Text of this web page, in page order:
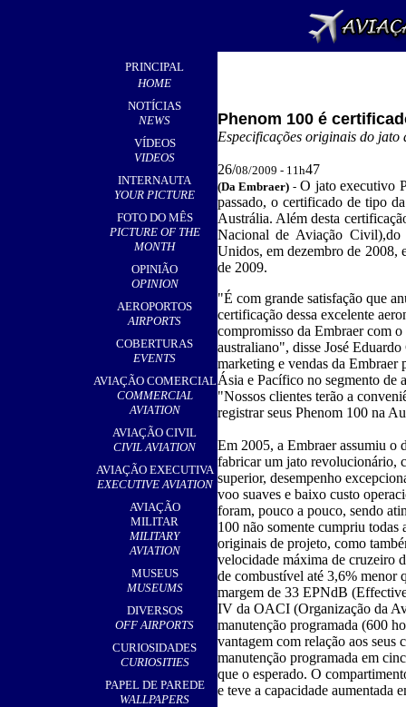
PRINCIPAL
HOME
NOTÍCIAS
NEWS
VÍDEOS
VIDEOS
INTERNAUTA
YOUR PICTURE
FOTO DO MÊS
PICTURE OF THE
MONTH
OPINIÃO
OPINION
AEROPORTOS
AIRPORTS
COBERTURAS
EVENTS
AVIAÇÃO COMERCIAL
COMMERCIAL
AVIATION
AVIAÇÃO CIVIL
CIVIL AVIATION
AVIAÇÃO EXECUTIVA
EXECUTIVE AVIATION
AVIAÇÃO
MILITAR
MILITARY
AVIATION
MUSEUS
MUSEUMS
DIVERSOS
OFF AIRPORTS
CURIOSIDADES
CURIOSITIES
PAPEL DE PAREDE
WALLPAPERS
Phenom 100 é
Especificações originais do
26/08/2009 - 11h47
(Da Embraer) - O jato executivo
passado, o certificado de tipo
Austrália. Além desta
Nacional de Aviação
Unidos, em dezembro de
de 2009.
"É com grande satisfação que
certificação dessa excelente
compromisso da Embraer com o
australiano", disse José
marketing e vendas da Embraer
Ásia e Pacífico no segmento de
"Nossos clientes terão a
registrar seus Phenom 100 na
Em 2005, a Embraer assumiu o
fabricar um jato revolucionário,
superior, desempenho
voo suaves e baixo custo
foram, pouco a pouco, sendo
100 não somente cumpriu todas
originais de projeto, como
velocidade máxima de cruzeiro
de combustível até 3,6% menor
margem de 33 EPNdB
IV da OACI (Organização da
manutenção programada (600
vantagem com relação aos seus
manutenção programada em
que o esperado. O
e teve a capacidade aumentada